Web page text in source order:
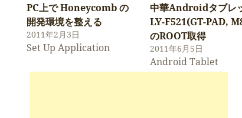
PC上で Honeycomb の
開発環境を整える
2011年2月3日
Set Up Application
中華Androidタブレ
LY-F521(GT-PAD,
のROOT取得
2011年6月5日
Android Tablet